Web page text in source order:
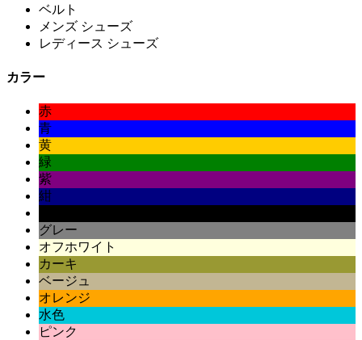
ベルト
メンズ シューズ
レディース シューズ
カラー
赤
青
黄
緑
紫
紺
グレー
オフホワイト
カーキ
ベージュ
オレンジ
水色
ピンク